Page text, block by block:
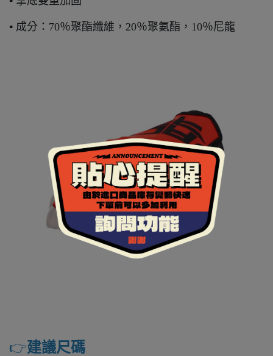
▪ 成分：70％聚酯纖維，20％聚氨酯，10％尼龍
👉️建議尺碼